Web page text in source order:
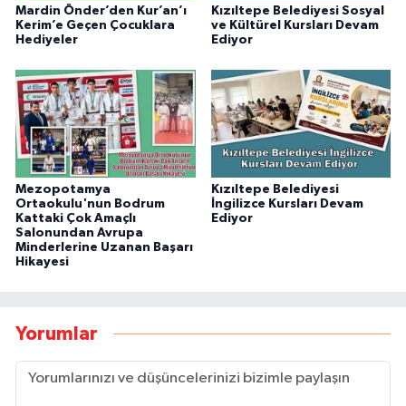
Mardin Önder’den Kur’an’ı
Kerim’e Geçen Çocuklara
Hediyeler
Kızıltepe Belediyesi Sosyal
ve Kültürel Kursları Devam
Ediyor
Mezopotamya
Ortaokulu'nun Bodrum
Kattaki Çok Amaçlı
Salonundan Avrupa
Minderlerine Uzanan Başarı
Hikayesi
Kızıltepe Belediyesi
İngilizce Kursları Devam
Ediyor
Yorumlar